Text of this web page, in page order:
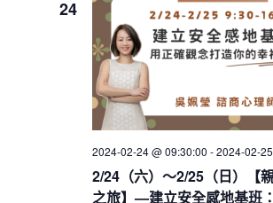
24
2/24（六）～2/25（日）【
之旅】—建立安全感地基班
2024-02-24 @ 09:30:00 -2024-02-